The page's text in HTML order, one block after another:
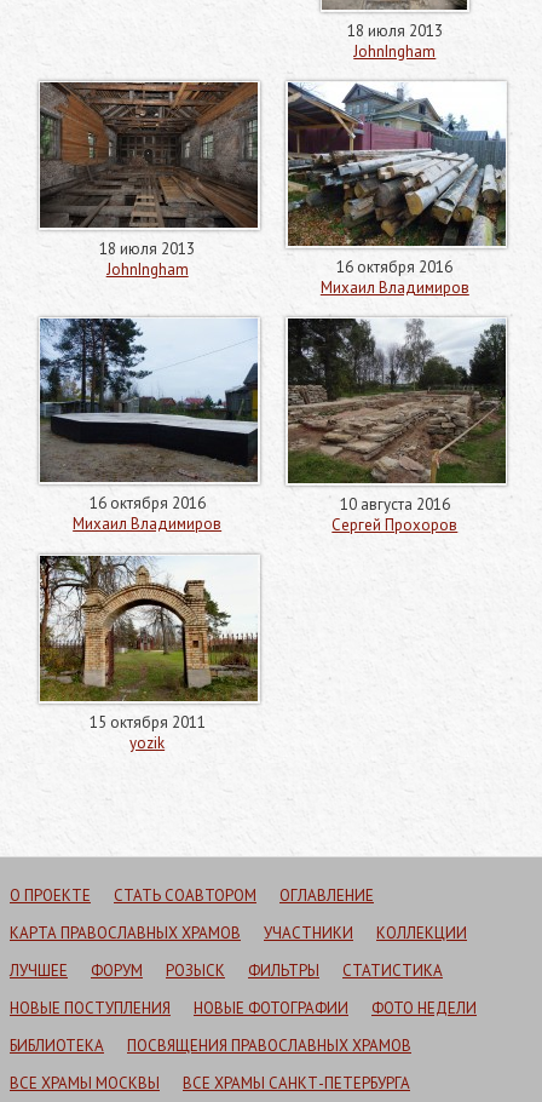
18 июля 2013
JohnIngham
18 июля 2013
JohnIngham
16 октября 2016
Михаил Владимиров
16 октября 2016
Михаил Владимиров
10 августа 2016
Сергей Прохоров
15 октября 2011
yozik
О ПРОЕКТЕ СТАТЬ СОАВТОРОМ
ОГЛАВЛЕНИЕ
КАРТА ПРАВОСЛАВНЫХ ХРАМОВ
УЧАСТНИКИ
КОЛЛЕКЦИИ
ЛУЧШЕЕ
ФОРУМ РОЗЫСК ФИЛЬТРЫ
СТАТИСТИКА
НОВЫЕ ПОСТУПЛЕНИЯ
НОВЫЕ ФОТОГРАФИИ
ФОТО НЕДЕЛИ
БИБЛИОТЕКА
ПОСВЯЩЕНИЯ ПРАВОСЛАВНЫХ ХРАМОВ
ВСЕ ХРАМЫ МОСКВЫ
ВСЕ ХРАМЫ САНКТ-ПЕТЕРБУРГА